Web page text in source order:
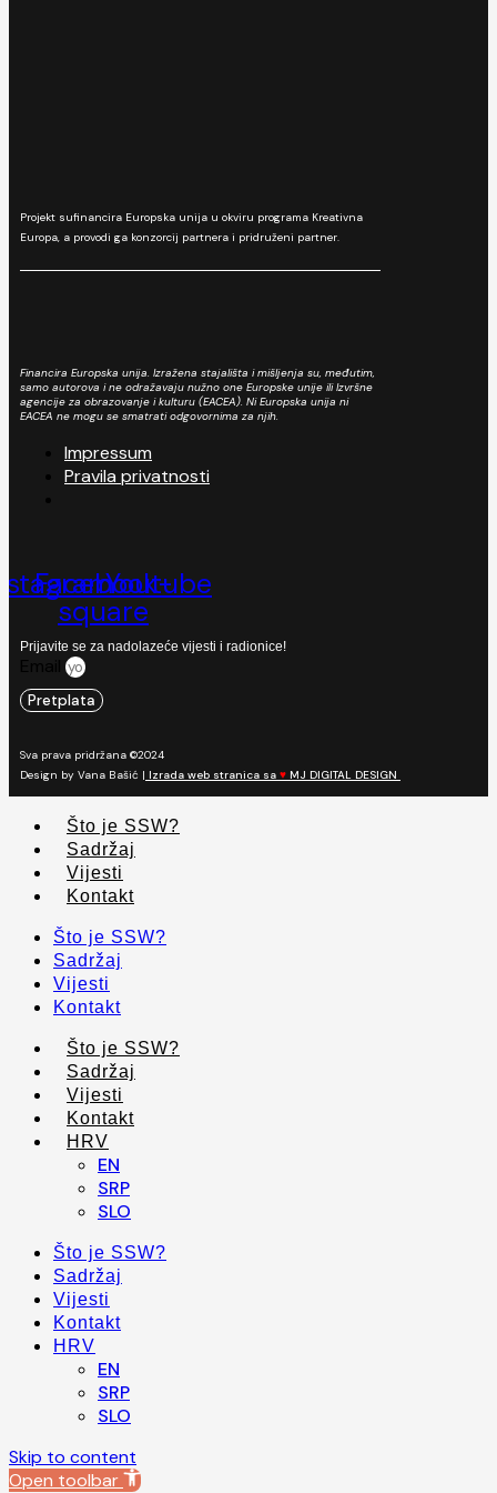
Projekt sufinancira Europska unija u okviru programa Kreativna
Europa, a provodi ga konzorcij partnera i pridruženi partner.
Financira Europska unija. Izražena stajališta i mišljenja su, međutim,
samo autorova i ne odražavaju nužno one Europske unije ili Izvršne
agencije za obrazovanje i kulturu (EACEA). Ni Europska unija ni
EACEA ne mogu se smatrati odgovornima za njih.
Impressum
Pravila privatnosti
Facebook-
square
Youtube
Prijavite se za nadolazeće vijesti i radionice!
Pretplata
Sva prava pridržana ©2024
Design by Vana Bašić | Izrada web stranica sa ♥ MJ DIGITAL DESIGN
Što je SSW?
Sadržaj
Vijesti
Kontakt
Što je SSW?
Sadržaj
Vijesti
Kontakt
Što je SSW?
Sadržaj
Vijesti
Kontakt
HRV
EN
SRP
SLO
Što je SSW?
Sadržaj
Vijesti
Kontakt
HRV
EN
SRP
SLO
Skip to content
Open toolbar